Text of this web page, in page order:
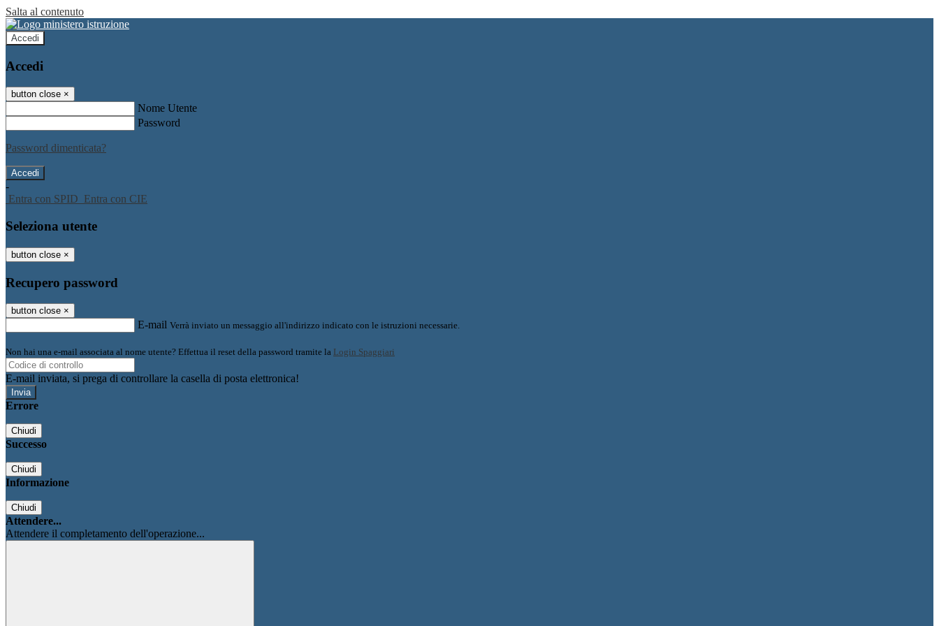
Salta al contenuto
Accedi
Accedi
button close ×
Nome Utente
Password
Password dimenticata?
-
Entra con SPID Entra con CIE
Seleziona utente
button close ×
Recupero password
button close ×
E-mail Verrà inviato un messaggio all'indirizzo indicato con le istruzioni necessarie.
Non hai una e-mail associata al nome utente? Effettua il reset della password tramite la Login Spaggiari
E-mail inviata, si prega di controllare la casella di posta elettronica!
Errore
Chiudi
Successo
Chiudi
Informazione
Chiudi
Attendere...
Attendere il completamento dell'operazione...